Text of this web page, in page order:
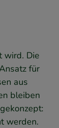
wird. Die
für
aus
bleiben
werden.